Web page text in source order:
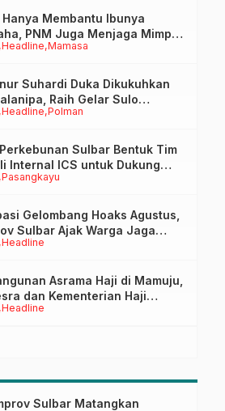
Headline Mamasa
Hanya Membantu Ibunya
PNM Juga Menjaga Mimpi
Untuk Menggapai Cita-Cita
Headline Polman
Suhardi Duka Dikukuhkan
Raih Gelar Sulo
Pasangkayu
Sulbar Bentuk Tim
Internal ICS untuk Dukung
ISPO Pekebun di
Headline
Gelombang Hoaks Agustus,
Sulbar Ajak Warga Jaga
Digital
Headline
Asrama Haji di Mamuju,
dan Kementerian Haji
Lokasi
Sulbar Matangkan